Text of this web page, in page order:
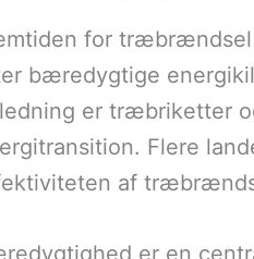
for
bæredygtige
er træbriketter
Flere
af
er en